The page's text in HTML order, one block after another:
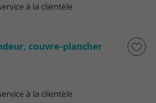
à la clientèle
couvre-plancher
à la clientèle